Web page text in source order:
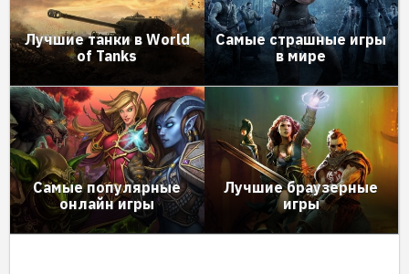
Лучшие танки в World
of Tanks
Самые страшные игры
в мире
Самые популярные
онлайн игры
Лучшие браузерные
игры